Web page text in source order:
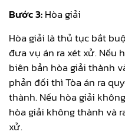
Bước 3:Hòa giải
Hòa giải là thủ tục bắt
đưa vụ án ra xét xử. Nếu
biên bản hòa giải thành
phản đối thì Tòa án ra
thành. Nếu hòa giải
hòa giải không thành và
xử.